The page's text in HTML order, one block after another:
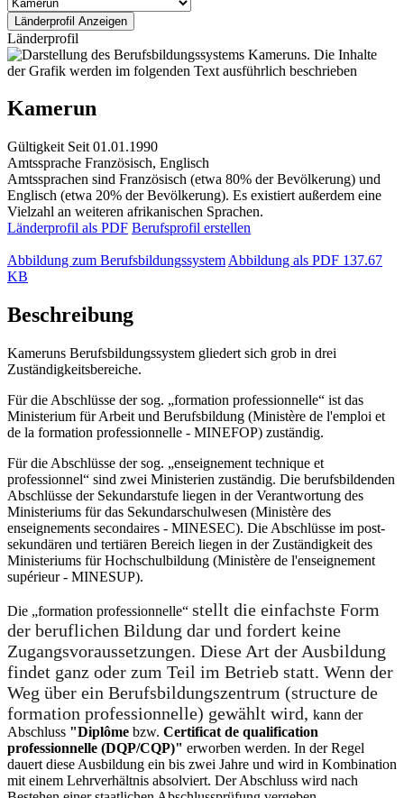
Länderprofil
Kamerun
Gültigkeit Seit 01.01.1990
Amtssprache Französisch, Englisch
Amtssprachen sind Französisch (etwa 80% der Bevölkerung) und
Englisch (etwa 20% der Bevölkerung). Es existiert außerdem eine
Vielzahl an weiteren afrikanischen Sprachen.
Länderprofil als PDF Berufsprofil erstellen
Abbildung zum Berufsbildungssystem Abbildung als PDF 137.67
KB
Beschreibung
Kameruns Berufsbildungssystem gliedert sich grob in drei
Zuständigkeitsbereiche.
Für die Abschlüsse der sog. „formation professionnelle“ ist das
Ministerium für Arbeit und Berufsbildung (Ministère de l'emploi et
de la formation professionnelle - MINEFOP) zuständig.
Für die Abschlüsse der sog. „enseignement technique et
professionnel“ sind zwei Ministerien zuständig. Die berufsbildenden
Abschlüsse der Sekundarstufe liegen in der Verantwortung des
Ministeriums für das Sekundarschulwesen (Ministère des
enseignements secondaires - MINESEC). Die Abschlüsse im post-
sekundären und tertiären Bereich liegen in der Zuständigkeit des
Ministeriums für Hochschulbildung (Ministère de l'enseignement
supérieur - MINESUP).
Die „formation professionnelle“ stellt die einfachste Form
der beruflichen Bildung dar und fordert keine
Zugangsvoraussetzungen. Diese Art der Ausbildung
findet ganz oder zum Teil im Betrieb statt. Wenn der
Weg über ein Berufsbildungszentrum (structure de
formation professionnelle) gewählt wird, kann der
Abschluss "Diplôme bzw. Certificat de qualification
professionnelle (DQP/CQP)" erworben werden. In der Regel
dauert diese Ausbildung ein bis zwei Jahre und wird in Kombination
mit einem Lehrverhältnis absolviert. Der Abschluss wird nach